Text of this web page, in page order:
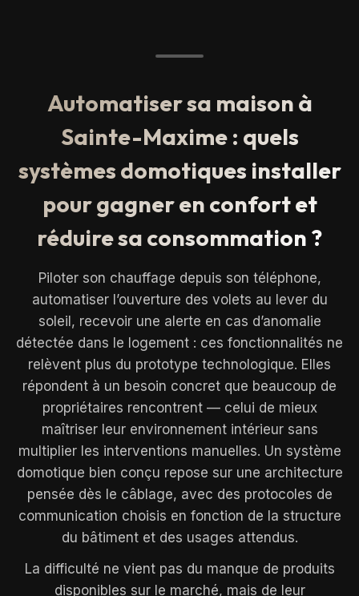
Automatiser sa maison à
Sainte-Maxime : quels
systèmes domotiques installer
pour gagner en confort et
réduire sa consommation ?
Piloter son chauffage depuis son téléphone,
automatiser l’ouverture des volets au lever du
soleil, recevoir une alerte en cas d’anomalie
détectée dans le logement : ces fonctionnalités ne
relèvent plus du prototype technologique. Elles
répondent à un besoin concret que beaucoup de
propriétaires rencontrent — celui de mieux
maîtriser leur environnement intérieur sans
multiplier les interventions manuelles. Un système
domotique bien conçu repose sur une architecture
pensée dès le câblage, avec des protocoles de
communication choisis en fonction de la structure
du bâtiment et des usages attendus.
La difficulté ne vient pas du manque de produits
disponibles sur le marché, mais de leur